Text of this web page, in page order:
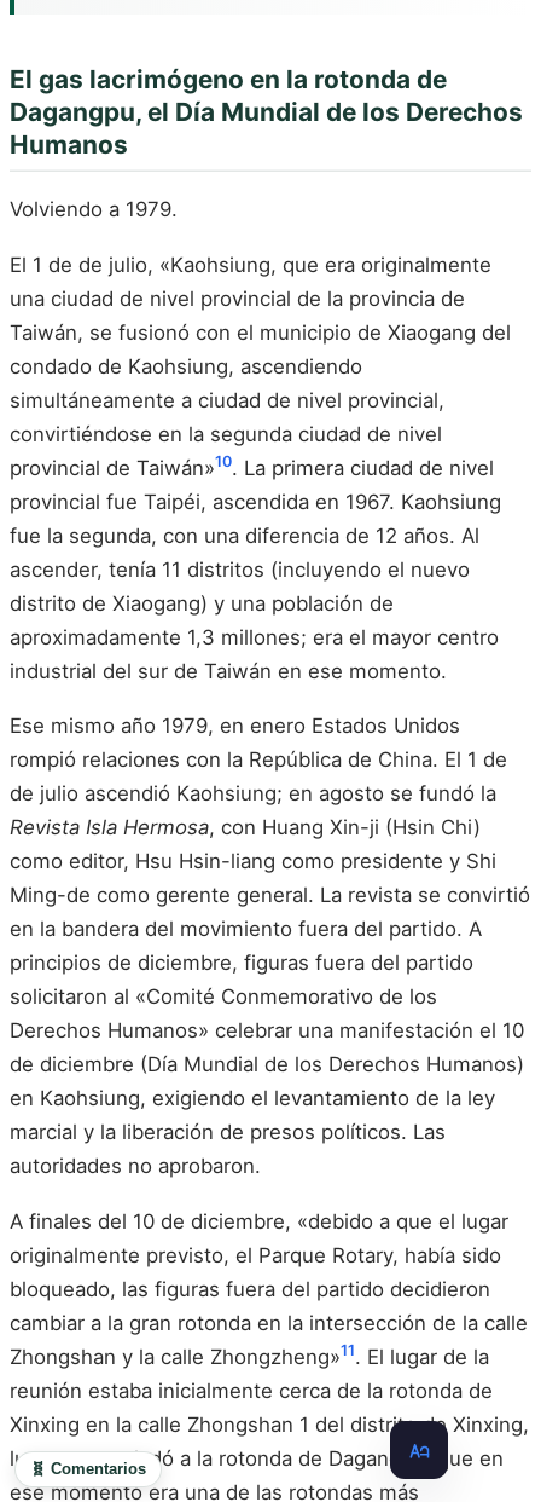
El gas lacrimógeno en la rotonda de
Dagangpu, el Día Mundial de los Derechos
Humanos
Volviendo a 1979.
El 1 de de julio, «Kaohsiung, que era originalmente
una ciudad de nivel provincial de la provincia de
Taiwán, se fusionó con el municipio de Xiaogang del
condado de Kaohsiung, ascendiendo
simultáneamente a ciudad de nivel provincial,
convirtiéndose en la segunda ciudad de nivel
provincial de Taiwán»10. La primera ciudad de nivel
provincial fue Taipéi, ascendida en 1967. Kaohsiung
fue la segunda, con una diferencia de 12 años. Al
ascender, tenía 11 distritos (incluyendo el nuevo
distrito de Xiaogang) y una población de
aproximadamente 1,3 millones; era el mayor centro
industrial del sur de Taiwán en ese momento.
Ese mismo año 1979, en enero Estados Unidos
rompió relaciones con la República de China. El 1 de
de julio ascendió Kaohsiung; en agosto se fundó la
Revista Isla Hermosa, con Huang Xin-ji (Hsin Chi)
como editor, Hsu Hsin-liang como presidente y Shi
Ming-de como gerente general. La revista se convirtió
en la bandera del movimiento fuera del partido. A
principios de diciembre, figuras fuera del partido
solicitaron al «Comité Conmemorativo de los
Derechos Humanos» celebrar una manifestación el 10
de diciembre (Día Mundial de los Derechos Humanos)
en Kaohsiung, exigiendo el levantamiento de la ley
marcial y la liberación de presos políticos. Las
autoridades no aprobaron.
A finales del 10 de diciembre, «debido a que el lugar
originalmente previsto, el Parque Rotary, había sido
bloqueado, las figuras fuera del partido decidieron
cambiar a la gran rotonda en la intersección de la calle
Zhongshan y la calle Zhongzheng»11. El lugar de la
reunión estaba inicialmente cerca de la rotonda de
Xinxing en la calle Zhongshan 1 del distrito de Xinxing,
luego se trasladó a la rotonda de Dagangpu, que en
ese momento era una de las rotondas más
🧬 Comentarios